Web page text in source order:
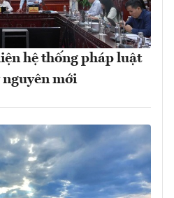
hệ thống pháp luật
mới